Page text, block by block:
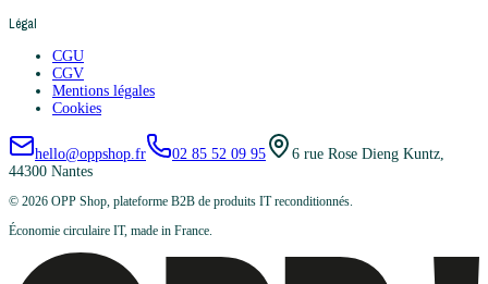
Légal
CGU
CGV
Mentions légales
Cookies
hello@oppshop.fr 02 85 52 09 95
6 rue Rose Dieng Kuntz,
44300 Nantes
© 2026 OPP Shop, plateforme B2B de produits IT reconditionnés.
Économie circulaire IT, made in France.